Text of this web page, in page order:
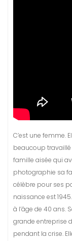
C’est une femme.
beaucoup travaillé
famille aisée qui
photographie sa
célèbre pour ses
naissance est
à l’âge de 40 ans.
grande entreprise
pendant la crise.